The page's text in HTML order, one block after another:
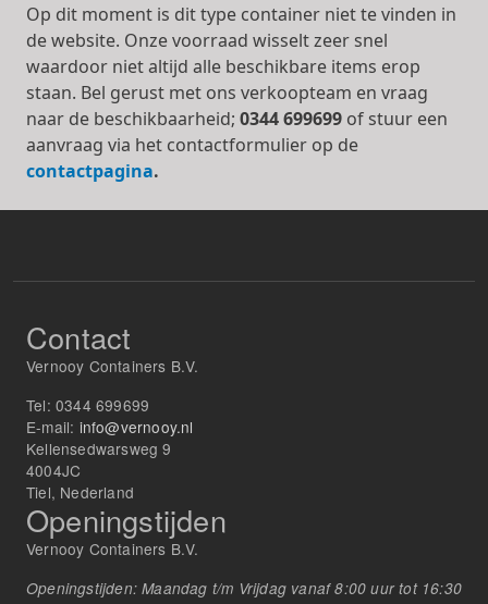
Op dit moment is dit type container niet te vinden in
de website. Onze voorraad wisselt zeer snel
waardoor niet altijd alle beschikbare items erop
staan. Bel gerust met ons verkoopteam en vraag
naar de beschikbaarheid; 0344 699699 of stuur een
aanvraag via het contactformulier op de
contactpagina.
Contact
Vernooy Containers B.V.
Tel: 0344 699699
E-mail: info@vernooy.nl
Kellensedwarsweg 9
4004JC
Tiel, Nederland
Openingstijden
Vernooy Containers B.V.
Openingstijden: Maandag t/m Vrijdag vanaf 8:00 uur tot 16:30